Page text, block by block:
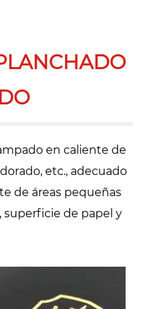
en caliente de
etc., adecuado
de áreas pequeñas
superficie de papel y